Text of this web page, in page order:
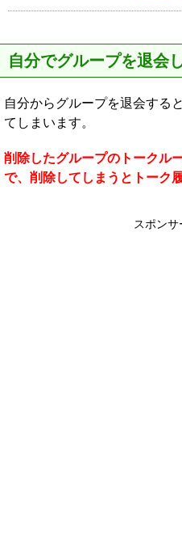
自分でグループを退会
自分からグループを退会する
てしまいます。
削除したグループのトークル
で、削除してしまうとトーク
スポンサ